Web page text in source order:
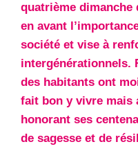
quatrième
en avant
société et vise à
intergénérationnels.
des habitants ont
fait bon y vivre mais
honorant ses
de sagesse et de